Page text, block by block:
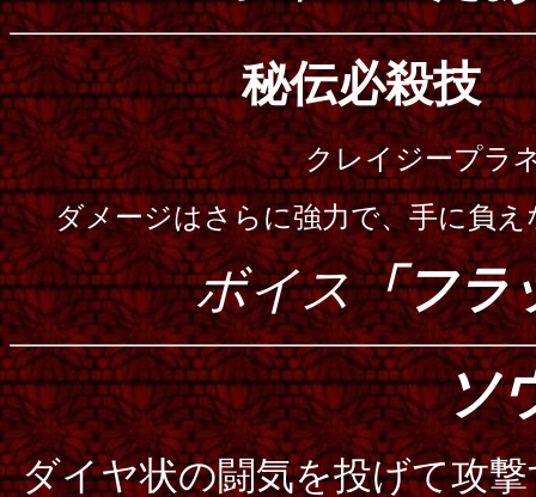
秘伝必殺技
クレイジープラ
ダメージはさらに強力で、手に負
ボイス「フラ
ソ
ダイヤ状の闘気を投げて攻